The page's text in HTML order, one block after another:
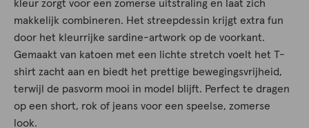
kleur zorgt voor een zomerse uitstraling en laat zich
makkelijk combineren. Het streepdessin krijgt extra fun
door het kleurrijke sardine-artwork op de voorkant.
Gemaakt van katoen met een lichte stretch voelt het T-
shirt zacht aan en biedt het prettige bewegingsvrijheid,
terwijl de pasvorm mooi in model blijft. Perfect te dragen
op een short, rok of jeans voor een speelse, zomerse
look.